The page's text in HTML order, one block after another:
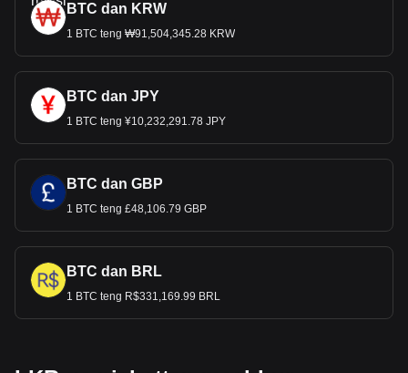
BTC dan KRW
1 BTC teng ₩91,504,345.28 KRW
BTC dan JPY
1 BTC teng ¥10,232,291.78 JPY
BTC dan GBP
1 BTC teng £48,106.79 GBP
BTC dan BRL
1 BTC teng R$331,169.99 BRL